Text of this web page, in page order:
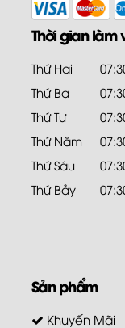
Thời gian làm
Thứ Hai
Thứ Ba
Thứ Tư
Thứ Năm
Thứ Sáu
Thứ Bảy
Sản phẩm
Khuyến Mãi